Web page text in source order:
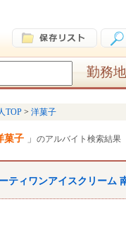
勤務地
TOP 洋菓子
菓子 のアルバイト検索結果
ティワンアイスクリーム